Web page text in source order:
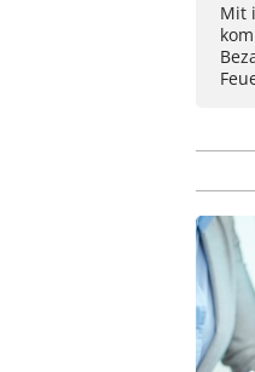
Mit